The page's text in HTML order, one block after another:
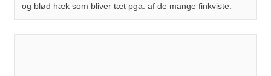
og blød hæk som bliver tæt pga. af de mange finkviste.